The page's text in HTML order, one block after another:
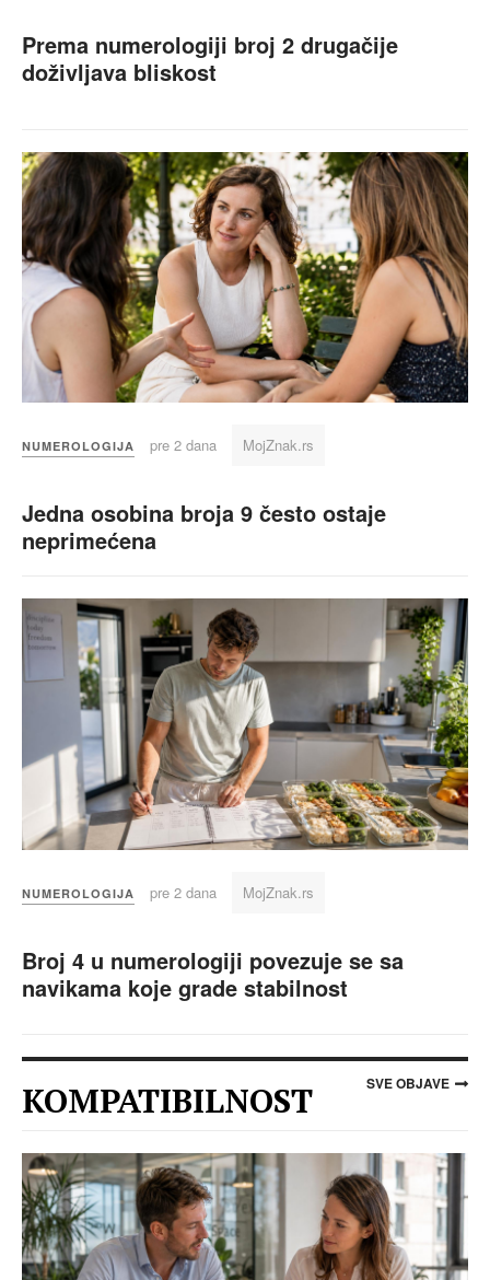
Prema numerologiji broj 2 drugačije
doživljava bliskost
NUMEROLOGIJA pre 2 dana MojZnak.rs
Jedna osobina broja 9 često ostaje
neprimećena
NUMEROLOGIJA pre 2 dana MojZnak.rs
Broj 4 u numerologiji povezuje se sa
navikama koje grade stabilnost
KOMPATIBILNOST SVE OBJAVE